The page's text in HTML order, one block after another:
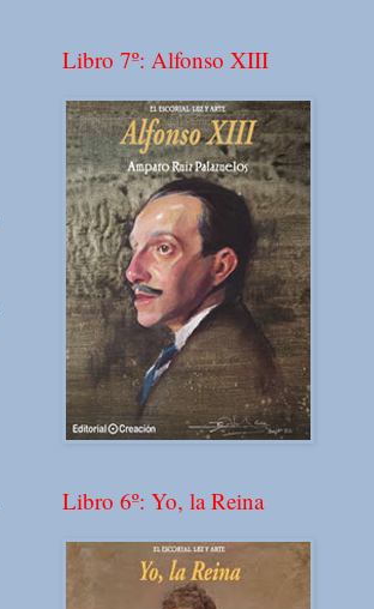
Libro 7º: Alfonso XIII
Libro 6º: Yo, la Reina